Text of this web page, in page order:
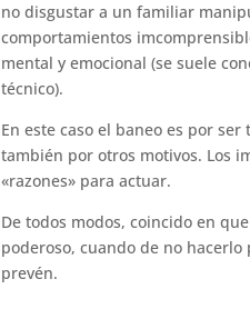
no disgustar a un familiar
comportamientos
mental y emocional (se suele
técnico).
En este caso el baneo es por
también por otros motivos. Los
«razones» para actuar.
De todos modos, coincido en
poderoso, cuando de no
prevén.